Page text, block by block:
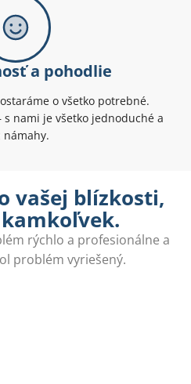
a pohodlie
o všetko potrebné.
nami je všetko jednoduché a
námahy.
vašej blízkosti,
rýchlo a profesionálne a
problém vyriešený.